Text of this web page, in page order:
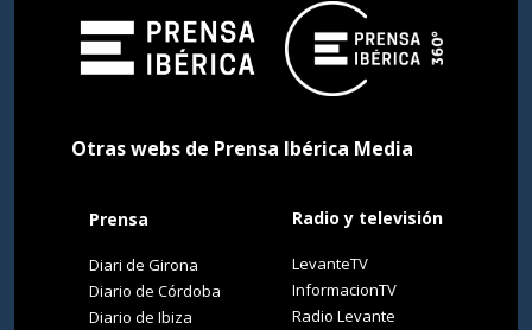
Otras webs de Prensa Ibérica Media
Prensa
Diari de Girona
Diario de Córdoba
Diario de Ibiza
Radio y televisión
LevanteTV
InformacionTV
Radio Levante